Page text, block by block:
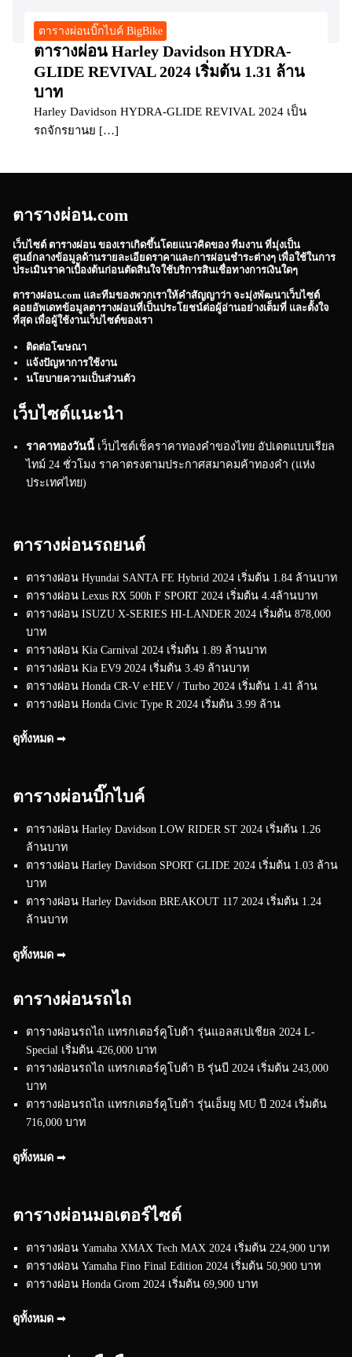
ตารางผ่อนบิ๊กไบค์ BigBike
ตารางผ่อน Harley Davidson HYDRA-
GLIDE REVIVAL 2024 เริ่มต้น 1.31 ล้าน
บาท
Harley Davidson HYDRA-GLIDE REVIVAL 2024 เป็น
รถจักรยานย […]
ตารางผ่อน.com
เว็บไซต์ ตารางผ่อน ของเราเกิดขึ้นโดยแนวคิดของ ทีมงาน ที่มุ่งเป็น
ศูนย์กลางข้อมูลด้านรายละเอียดราคาและการผ่อนชำระต่างๆ เพื่อใช้ในการ
ประเมินราคาเบื้องต้นก่อนตัดสินใจใช้บริการสินเชื่อทางการเงินใดๆ
ตารางผ่อน.com และทีมของพวกเราให้คำสัญญาว่า จะมุ่งพัฒนาเว็บไซต์
คอยอัพเดทข้อมูลตารางผ่อนที่เป็นประโยชน์ต่อผู้อ่านอย่างเต็มที่ และตั้งใจ
ที่สุด เพื่อผู้ใช้งานเว็บไซต์ของเรา
ติดต่อโฆษณา
แจ้งปัญหาการใช้งาน
นโยบายความเป็นส่วนตัว
เว็บไซต์แนะนำ
ราคาทองวันนี้ เว็บไซต์เช็คราคาทองคำของไทย อัปเดตแบบเรียล
ไทม์ 24 ชั่วโมง ราคาตรงตามประกาศสมาคมค้าทองคำ (แห่ง
ประเทศไทย)
ตารางผ่อนรถยนต์
ตารางผ่อน Hyundai SANTA FE Hybrid 2024 เริ่มต้น 1.84 ล้านบาท
ตารางผ่อน Lexus RX 500h F SPORT 2024 เริ่มต้น 4.4ล้านบาท
ตารางผ่อน ISUZU X-SERIES HI-LANDER 2024 เริ่มต้น 878,000
บาท
ตารางผ่อน Kia Carnival 2024 เริ่มต้น 1.89 ล้านบาท
ตารางผ่อน Kia EV9 2024 เริ่มต้น 3.49 ล้านบาท
ตารางผ่อน Honda CR-V e:HEV / Turbo 2024 เริ่มต้น 1.41 ล้าน
ตารางผ่อน Honda Civic Type R 2024 เริ่มต้น 3.99 ล้าน
ดูทั้งหมด ➟
ตารางผ่อนบิ๊กไบค์
ตารางผ่อน Harley Davidson LOW RIDER ST 2024 เริ่มต้น 1.26
ล้านบาท
ตารางผ่อน Harley Davidson SPORT GLIDE 2024 เริ่มต้น 1.03 ล้าน
บาท
ตารางผ่อน Harley Davidson BREAKOUT 117 2024 เริ่มต้น 1.24
ล้านบาท
ดูทั้งหมด ➟
ตารางผ่อนรถไถ
ตารางผ่อนรถไถ แทรกเตอร์คูโบต้า รุ่นแอลสเปเชียล 2024 L-
Special เริ่มต้น 426,000 บาท
ตารางผ่อนรถไถ แทรกเตอร์คูโบต้า B รุ่นบี 2024 เริ่มต้น 243,000
บาท
ตารางผ่อนรถไถ แทรกเตอร์คูโบต้า รุ่นเอ็มยู MU ปี 2024 เริ่มต้น
716,000 บาท
ดูทั้งหมด ➟
ตารางผ่อนมอเตอร์ไซต์
ตารางผ่อน Yamaha XMAX Tech MAX 2024 เริ่มต้น 224,900 บาท
ตารางผ่อน Yamaha Fino Final Edition 2024 เริ่มต้น 50,900 บาท
ตารางผ่อน Honda Grom 2024 เริ่มต้น 69,900 บาท
ดูทั้งหมด ➟